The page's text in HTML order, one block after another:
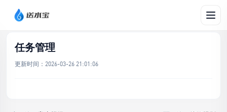
文档帮助 / 客户
任务管理
更新时间： 2026-03-26 21:01:06